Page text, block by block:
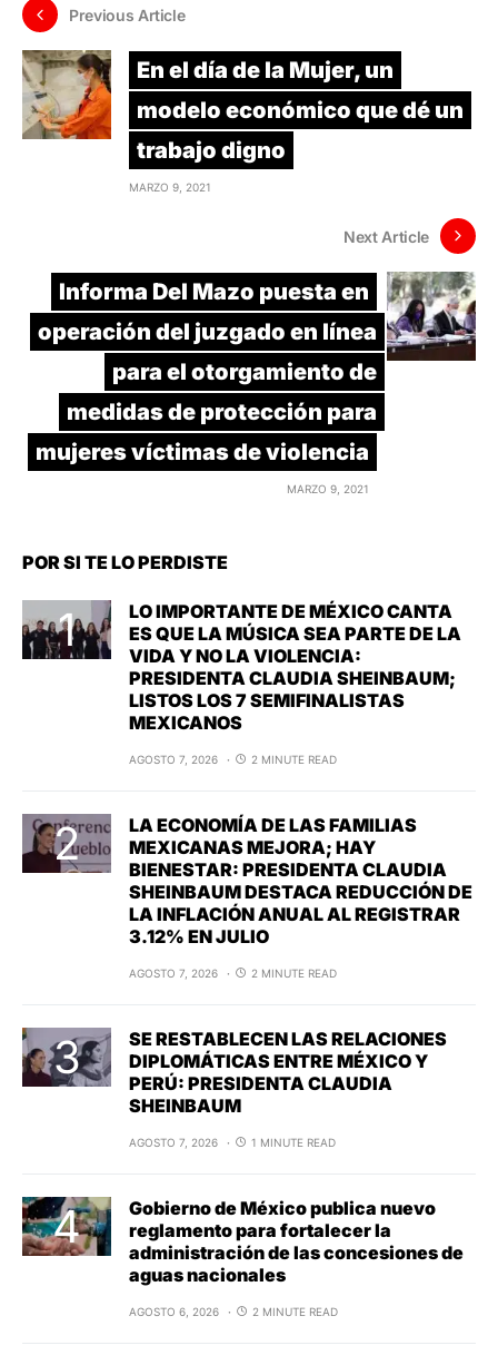
Previous Article
En el día de la Mujer, un
modelo económico que dé un
trabajo digno
MARZO 9, 2021
Next Article
Informa Del Mazo puesta en
operación del juzgado en línea
para el otorgamiento de
medidas de protección para
mujeres víctimas de violencia
MARZO 9, 2021
POR SI TE LO PERDISTE
LO IMPORTANTE DE MÉXICO CANTA
ES QUE LA MÚSICA SEA PARTE DE LA
VIDA Y NO LA VIOLENCIA:
PRESIDENTA CLAUDIA SHEINBAUM;
LISTOS LOS 7 SEMIFINALISTAS
MEXICANOS
AGOSTO 7, 2026 2 MINUTE READ
LA ECONOMÍA DE LAS FAMILIAS
MEXICANAS MEJORA; HAY
BIENESTAR: PRESIDENTA CLAUDIA
SHEINBAUM DESTACA REDUCCIÓN DE
LA INFLACIÓN ANUAL AL REGISTRAR
3.12% EN JULIO
AGOSTO 7, 2026 2 MINUTE READ
SE RESTABLECEN LAS RELACIONES
DIPLOMÁTICAS ENTRE MÉXICO Y
PERÚ: PRESIDENTA CLAUDIA
SHEINBAUM
AGOSTO 7, 2026 1 MINUTE READ
Gobierno de México publica nuevo
reglamento para fortalecer la
administración de las concesiones de
aguas nacionales
AGOSTO 6, 2026 2 MINUTE READ